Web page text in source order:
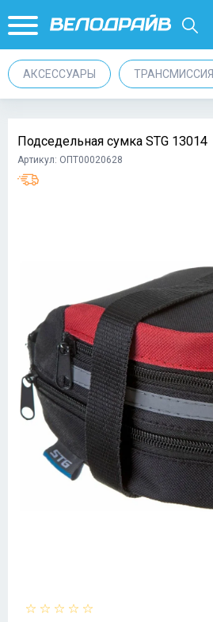
АКСЕССУАРЫ ТРАНСМИССИЯ
Подседельная сумка STG 13014
Артикул: ОПТ00020628